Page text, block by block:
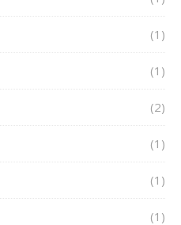
(1)
(1)
(2)
(1)
(1)
(1)